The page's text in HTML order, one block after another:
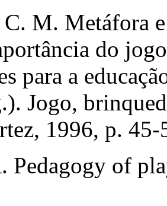
M. Metáfora e
do
para a
Jogo,
1996, p. 45-
Pedagogy of